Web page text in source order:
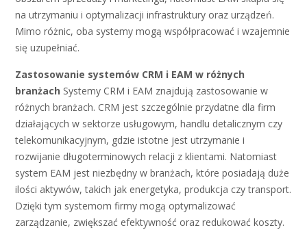
na utrzymaniu i optymalizacji infrastruktury oraz urządzeń.
Mimo różnic, oba systemy mogą współpracować i wzajemnie
się uzupełniać.
Zastosowanie systemów CRM i EAM w różnych
branżach Systemy CRM i EAM znajdują zastosowanie w
różnych branżach. CRM jest szczególnie przydatne dla firm
działających w sektorze usługowym, handlu detalicznym czy
telekomunikacyjnym, gdzie istotne jest utrzymanie i
rozwijanie długoterminowych relacji z klientami. Natomiast
system EAM jest niezbędny w branżach, które posiadają duże
ilości aktywów, takich jak energetyka, produkcja czy transport.
Dzięki tym systemom firmy mogą optymalizować
zarządzanie, zwiększać efektywność oraz redukować koszty.